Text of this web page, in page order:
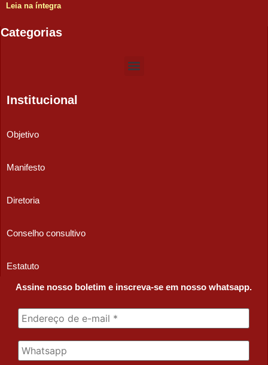
Leia na íntegra
Categorias
Institucional
Objetivo
Manifesto
Diretoria
Conselho consultivo
Estatuto
Assine nosso boletim e inscreva-se em nosso whatsapp.